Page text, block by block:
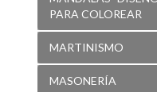
MASONERÍA
MEDICINA Y SALUD
MEDITACIÓN